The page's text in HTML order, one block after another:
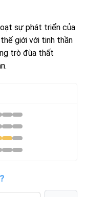
sự phát triển của
giới với tinh thần
trò đùa thất